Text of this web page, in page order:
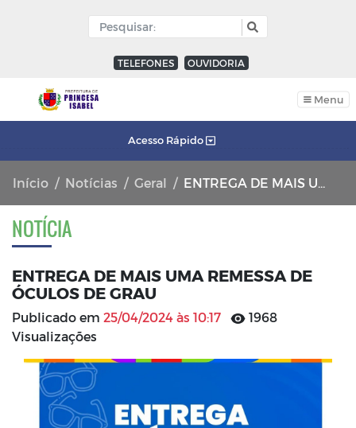
TELEFONES OUVIDORIA
Menu
Acesso Rápido
Início Notícias Geral ENTREGA DE MAIS UMA REMESSA DE ÓCULOS DE GRAU
NOTÍCIA
ENTREGA DE MAIS UMA REMESSA DE
ÓCULOS DE GRAU
Publicado em 25/04/2024 às 10:17
1968
Visualizações